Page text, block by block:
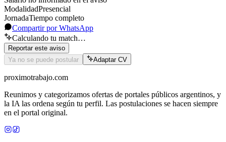
ModalidadPresencial
JornadaTiempo completo
Compartir por WhatsApp
Calculando tu match…
Reportar este aviso
Ya no se puede postular
Adaptar CV
proximotrabajo.com
Reunimos y categorizamos ofertas de portales públicos argentinos, y
la IA las ordena según tu perfil. Las postulaciones se hacen siempre
en el portal original.